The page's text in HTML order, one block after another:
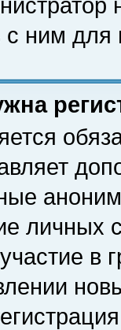
ним для
личных
в